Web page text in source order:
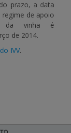
prazo, a data
de apoio
da vinha é
de 2014.
IVV.